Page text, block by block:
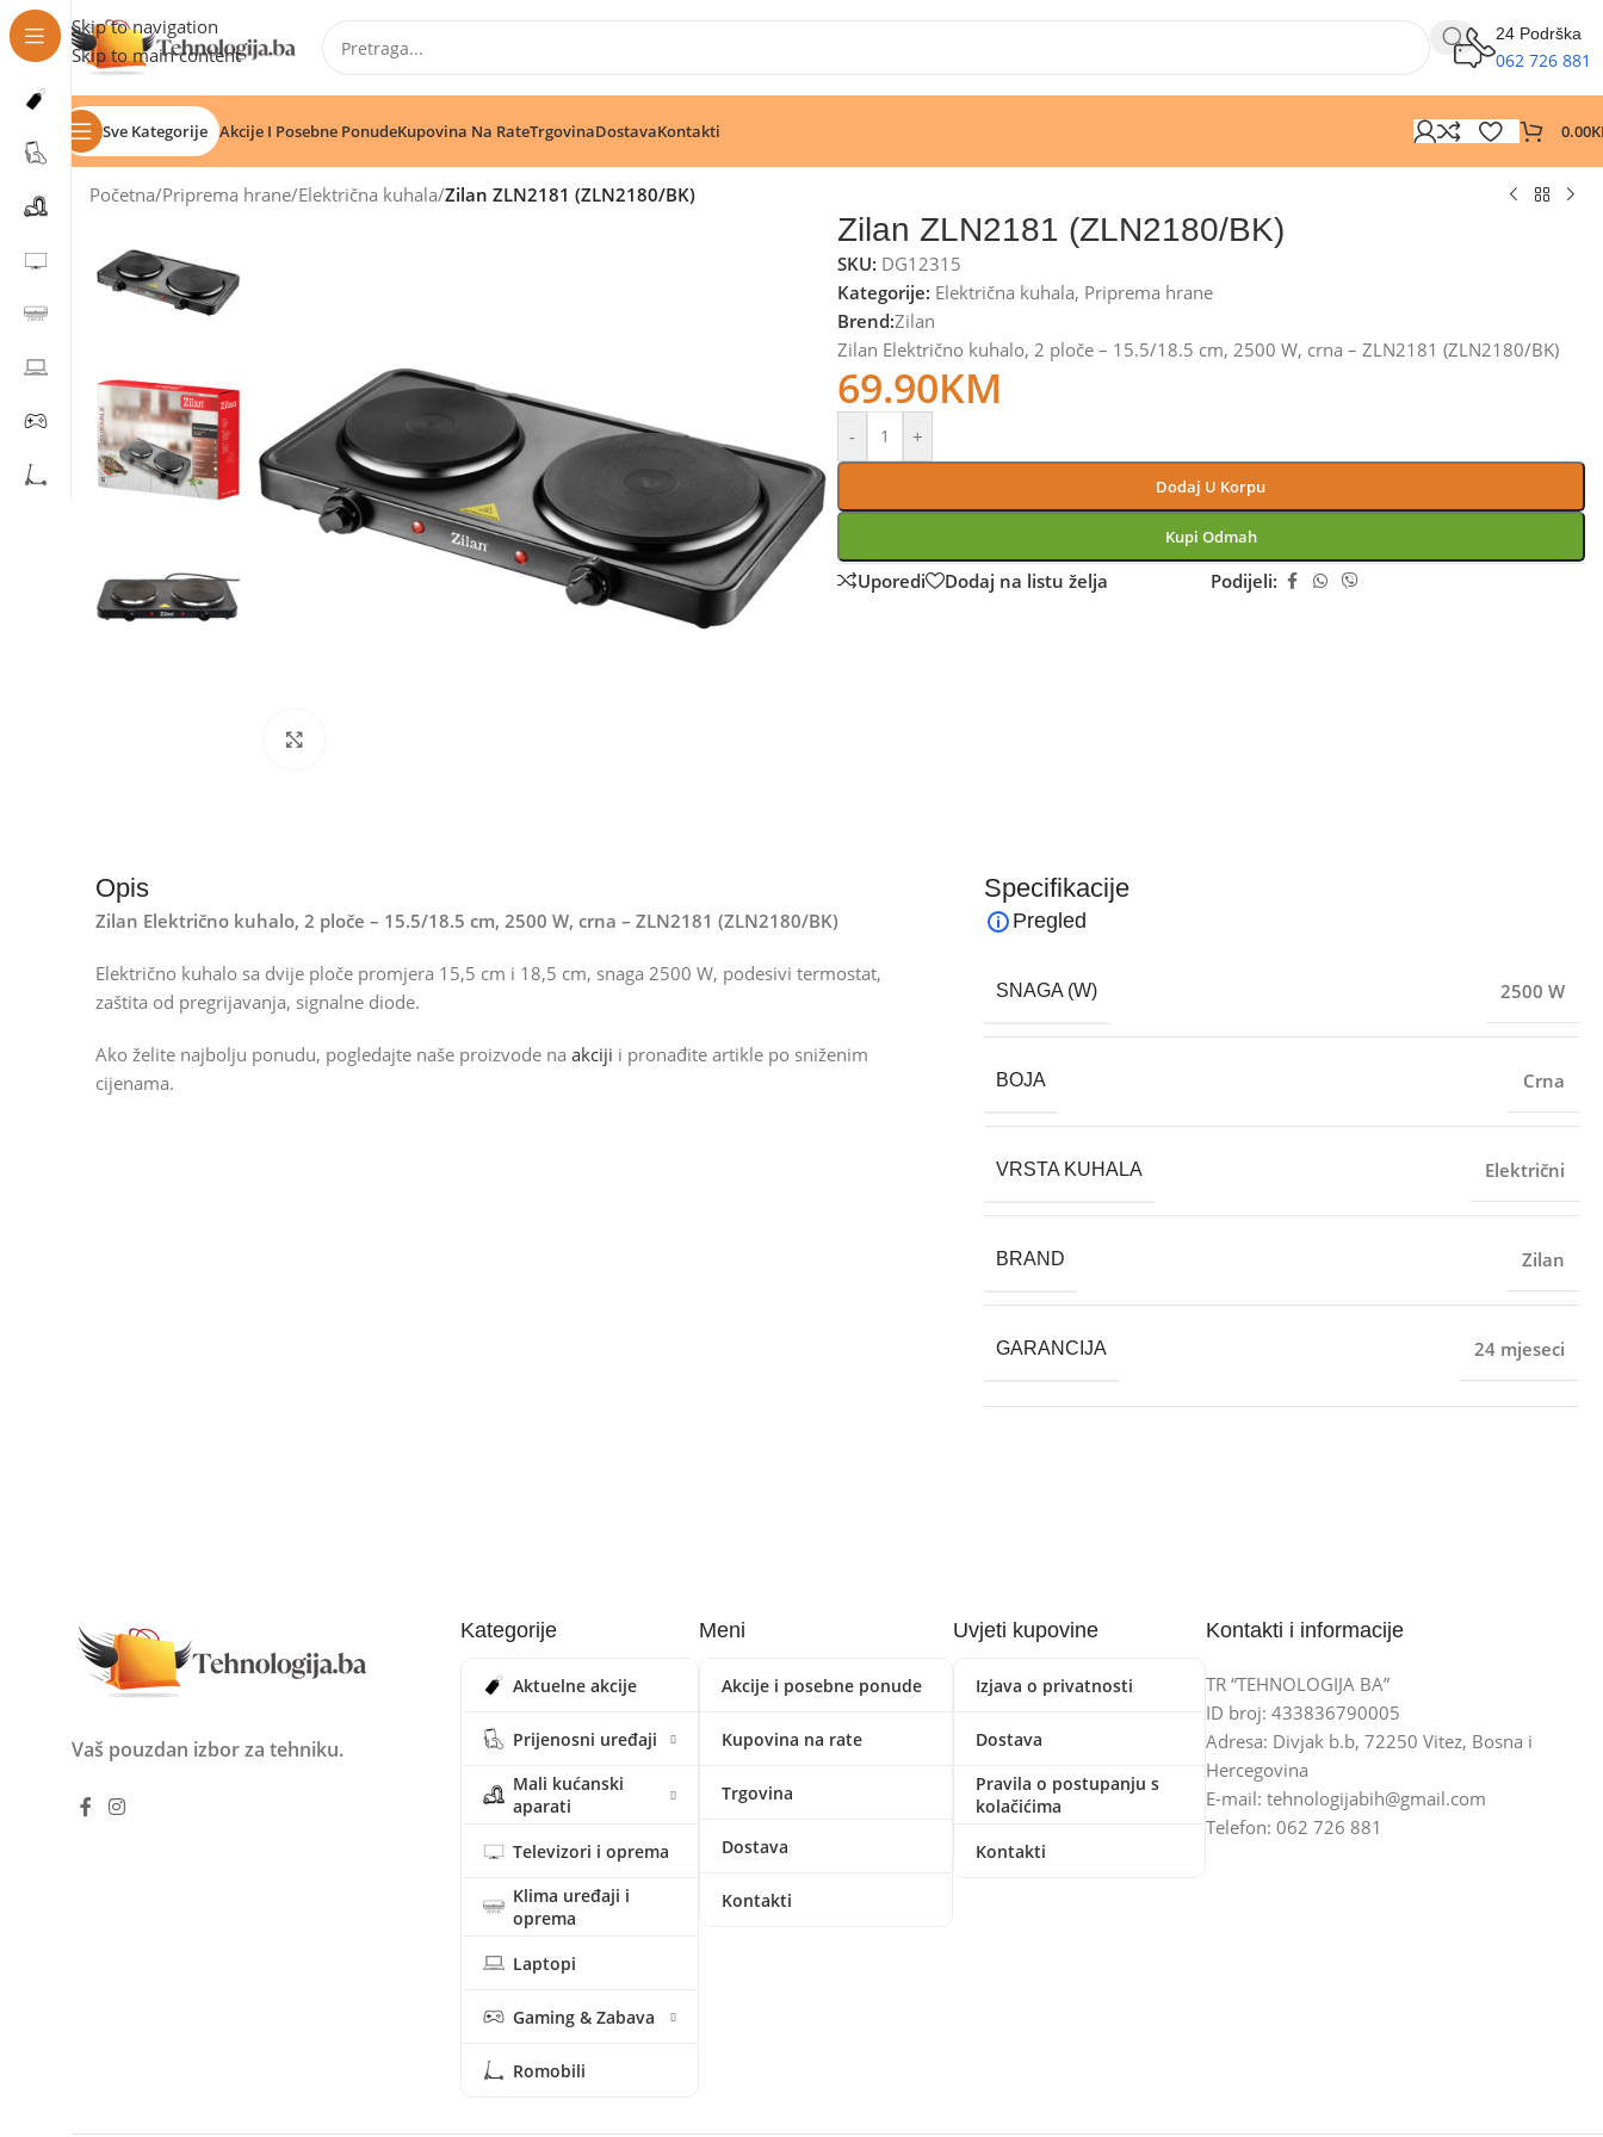
Skip to navigation
Skip to main content
24 Podrška
062 726 881
Sve Kategorije Akcije I Posebne PonudeKupovina Na RateTrgovinaDostavaKontakti 0.00
Početna/Priprema hrane/Električna kuhala/Zilan ZLN2181 (ZLN2180/BK)
Zilan ZLN2181 (ZLN2180/BK)
SKU: DG12315
Kategorije: Električna kuhala, Priprema hrane
Brend:Zilan
Zilan Električno kuhalo, 2 ploče – 15.5/18.5 cm, 2500 W, crna – ZLN2181 (ZLN2180/BK)
69.90KM
- +
Dodaj U Korpu
Kupi Odmah
Uporedi Dodaj na listu želja Podijeli:
Opis
Zilan Električno kuhalo, 2 ploče – 15.5/18.5 cm, 2500 W, crna – ZLN2181 (ZLN2180/BK)
Električno kuhalo sa dvije ploče promjera 15,5 cm i 18,5 cm, snaga 2500 W, podesivi termostat,
zaštita od pregrijavanja, signalne diode.
Ako želite najbolju ponudu, pogledajte naše proizvode na akciji i pronađite artikle po sniženim
cijenama.
Specifikacije
Pregled
SNAGA (W) 2500 W
BOJA Crna
VRSTA KUHALA Električni
BRAND Zilan
GARANCIJA 24 mjeseci
Vaš pouzdan izbor za tehniku.
Kategorije
Aktuelne akcije
Prijenosni uređaji
Mali kućanski
aparati
Televizori i oprema
Klima uređaji i
oprema
Laptopi
Gaming & Zabava
Romobili
Meni
Akcije i posebne ponude
Kupovina na rate
Trgovina
Dostava
Kontakti
Uvjeti kupovine
Izjava o privatnosti
Dostava
Pravila o postupanju s
kolačićima
Kontakti
Kontakti i informacije
TR “TEHNOLOGIJA BA”
ID broj: 433836790005
Adresa: Divjak b.b, 72250 Vitez, Bosna i
Hercegovina
E-mail: tehnologijabih@gmail.com
Telefon: 062 726 881